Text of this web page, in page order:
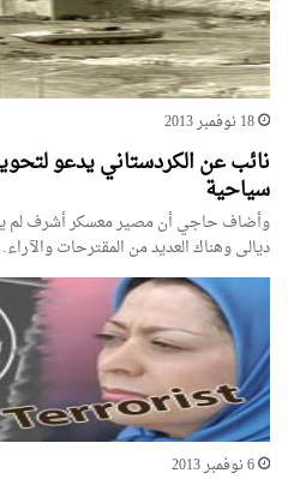
18 نوفمبر 2013
نائب عن الكردستاني يدعو
سياحية
وأضاف حاجي أن مصير معسكر أشرف لم
ديالى وهناك العديد من المقترحات
6 نوفمبر 2013